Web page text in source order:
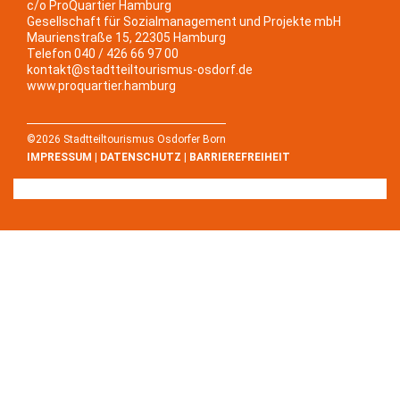
c/o ProQuartier Hamburg
Gesellschaft für Sozialmanagement und Projekte mbH
Maurienstraße 15, 22305 Hamburg
Telefon 040 / 426 66 97 00
kontakt@stadtteiltourismus-osdorf.de
www.proquartier.hamburg
©2026 Stadtteiltourismus Osdorfer Born
IMPRESSUM
DATENSCHUTZ BARRIEREFREIHEIT